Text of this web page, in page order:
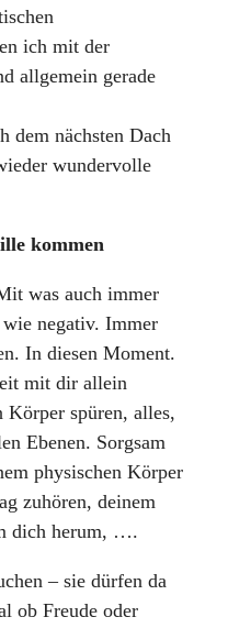
ich mit der
allgemein gerade
dem nächsten Dach
wundervolle
kommen
was auch immer
negativ. Immer
In diesen Moment.
mit dir allein
spüren, alles,
Ebenen. Sorgsam
physischen Körper
zuhören, deinem
dich herum, ….
– sie dürfen da
ob Freude oder